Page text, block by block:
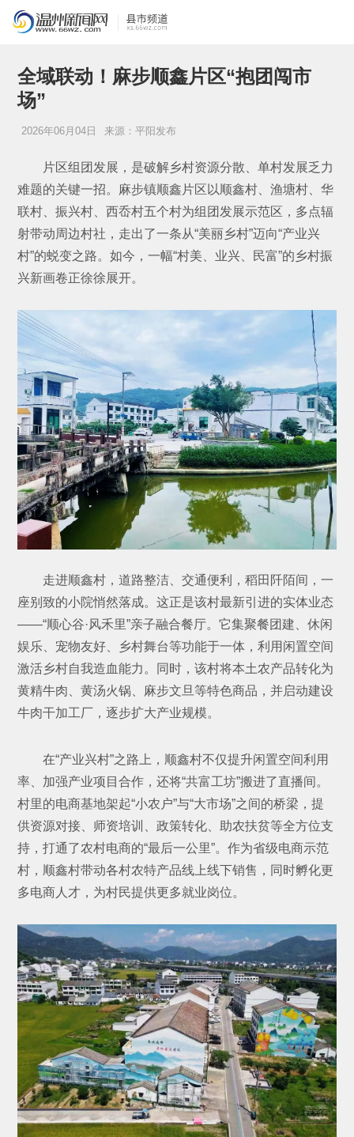
全域联动！麻步顺鑫片区“抱团闯市
场”
2026年06月04日 来源：平阳发布
片区组团发展，是破解乡村资源分散、单村发展乏力
难题的关键一招。麻步镇顺鑫片区以顺鑫村、渔塘村、华
联村、振兴村、西岙村五个村为组团发展示范区，多点辐
射带动周边村社，走出了一条从“美丽乡村”迈向“产业兴
村”的蜕变之路。如今，一幅“村美、业兴、民富”的乡村振
兴新画卷正徐徐展开。
走进顺鑫村，道路整洁、交通便利，稻田阡陌间，一
座别致的小院悄然落成。这正是该村最新引进的实体业态
——“顺心谷·风禾里”亲子融合餐厅。它集聚餐团建、休闲
娱乐、宠物友好、乡村舞台等功能于一体，利用闲置空间
激活乡村自我造血能力。同时，该村将本土农产品转化为
黄精牛肉、黄汤火锅、麻步文旦等特色商品，并启动建设
牛肉干加工厂，逐步扩大产业规模。
在“产业兴村”之路上，顺鑫村不仅提升闲置空间利用
率、加强产业项目合作，还将“共富工坊”搬进了直播间。
村里的电商基地架起“小农户”与“大市场”之间的桥梁，提
供资源对接、师资培训、政策转化、助农扶贫等全方位支
持，打通了农村电商的“最后一公里”。作为省级电商示范
村，顺鑫村带动各村农特产品线上线下销售，同时孵化更
多电商人才，为村民提供更多就业岗位。